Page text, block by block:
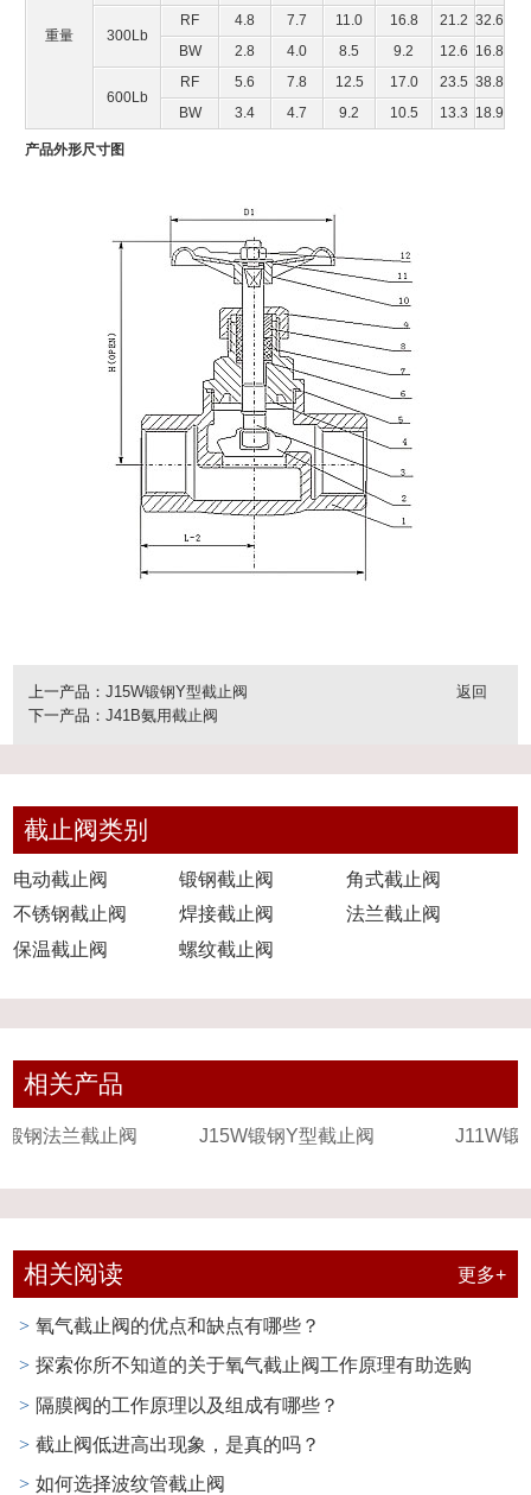
重量 300Lb
RF 4.8 7.7 11.0 16.8 21.2 32.6
BW
2.8 4.0 8.5 9.2 12.6 16.8
600Lb
RF 5.6 7.8 12.5 17.0 23.5 38.8
BW
3.4 4.7 9.2 10.5 13.3 18.9
产品外形尺寸图
上一产品：J15W锻钢Y型截止阀
下一产品：J41B氨用截止阀
返回
截止阀类别
电动截止阀 锻钢截止阀
角式截止阀
不锈钢截止阀
焊接截止阀
法兰截止阀
保温截止阀
螺纹截止阀
相关产品
J15W锻钢Y型截止阀 J11W锻钢截止阀
相关阅读 更多+
> 氧气截止阀的优点和缺点有哪些？
> 探索你所不知道的关于氧气截止阀工作原理有助选购
> 隔膜阀的工作原理以及组成有哪些？
> 截止阀低进高出现象，是真的吗？
> 如何选择波纹管截止阀